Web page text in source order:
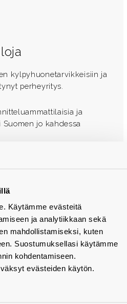
Käytämme evästeitä
ja analytiikkaan sekä
mahdollistamiseksi, kuten
Suostumuksellasi käytämme
kohdentamiseen.
evästeiden käytön.
kylpyhuonetarvikkeisiin ja
perheyritys.
ja
jo kahdessa